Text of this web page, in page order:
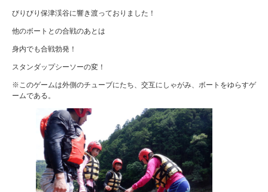
びりびり保津渓谷に響き渡っておりました！
他のボートとの合戦のあとは
身内でも合戦勃発！
スタンダップシーソーの変！
※このゲームは外側のチューブにたち、交互にしゃがみ、ボートをゆらすゲ
ームである。